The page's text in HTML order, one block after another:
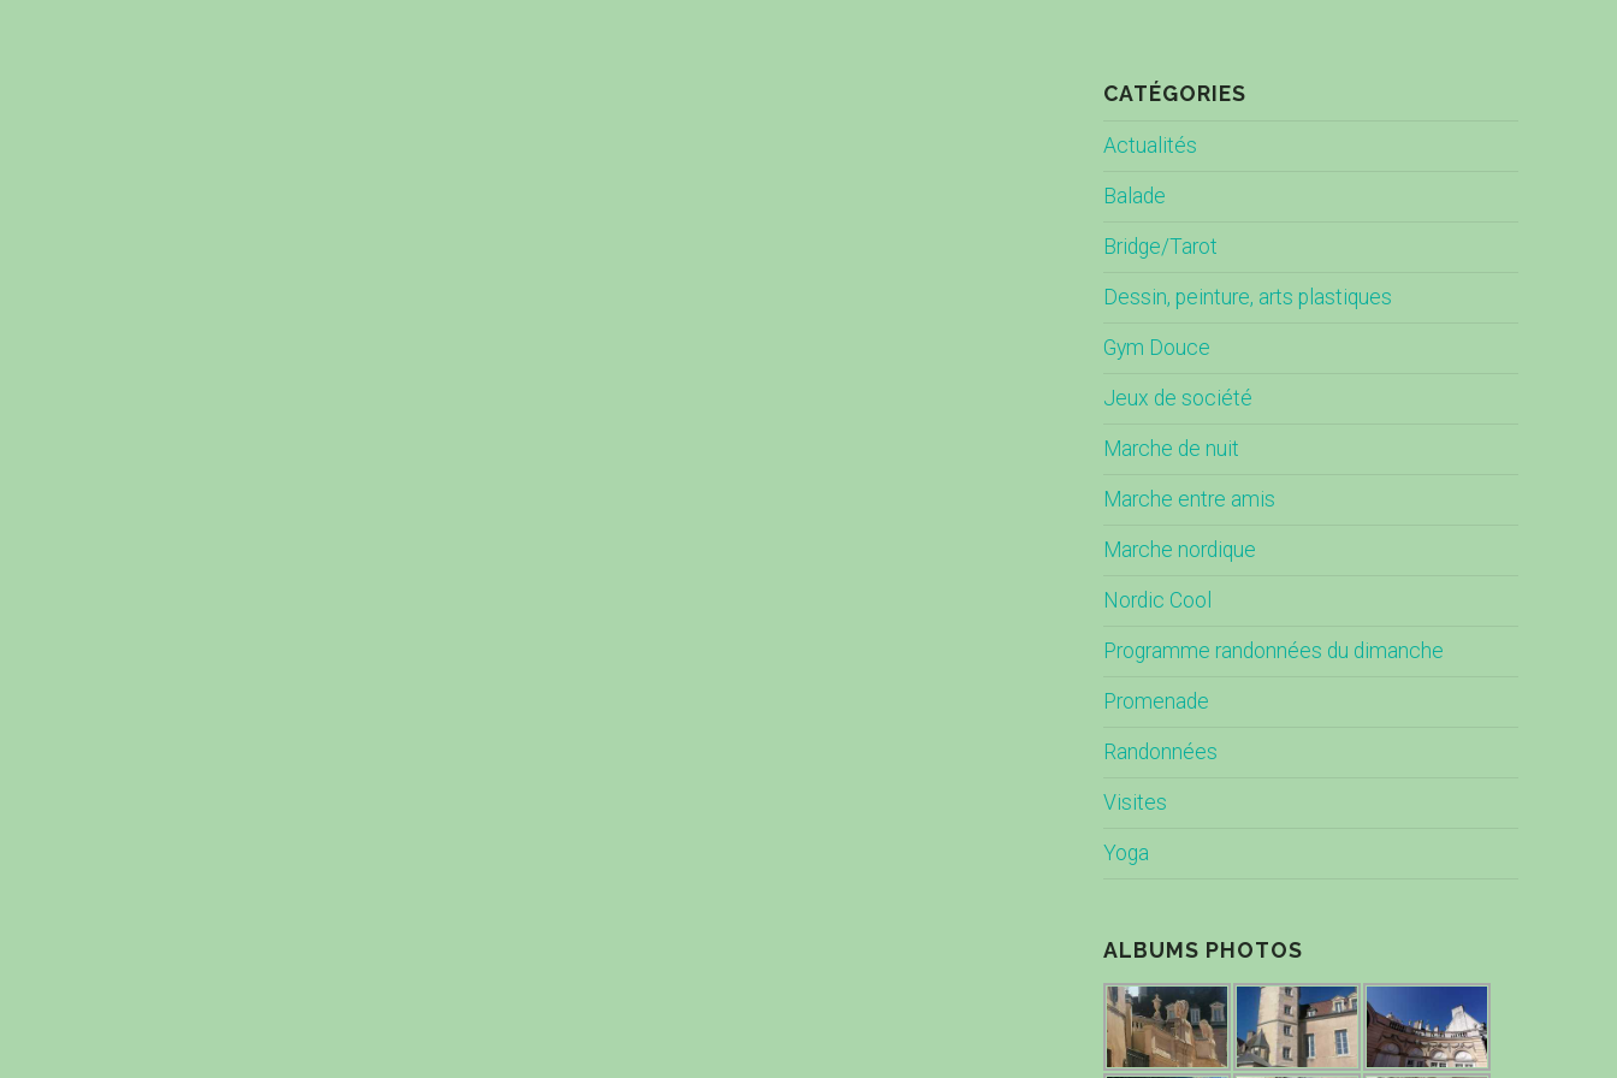
CATÉGORIES
Actualités
Balade
Bridge/Tarot
Dessin, peinture, arts plastiques
Gym Douce
Jeux de société
Marche de nuit
Marche entre amis
Marche nordique
Nordic Cool
Programme randonnées du dimanche
Promenade
Randonnées
Visites
Yoga
ALBUMS PHOTOS